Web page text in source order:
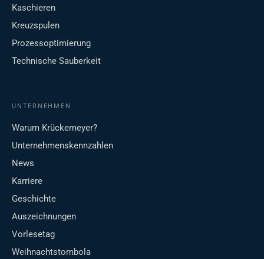
Kaschieren
Kreuzspulen
Prozessoptimierung
Technische Sauberkeit
UNTERNEHMEN
Warum Krückemeyer?
Unternehmenskennzahlen
News
Karriere
Geschichte
Auszeichnungen
Vorlesetag
Weihnachtstombola